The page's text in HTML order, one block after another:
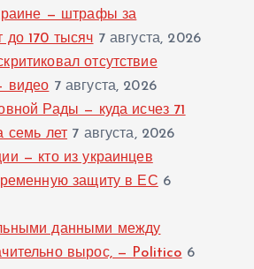
— штрафы за
до 170 тысяч 7 августа, 2026
отсутствие
видео 7 августа, 2026
Рады — куда исчез 71
семь лет 7 августа, 2026
— кто из украинцев
защиту в ЕС 6
данными между
вырос, — Politico 6